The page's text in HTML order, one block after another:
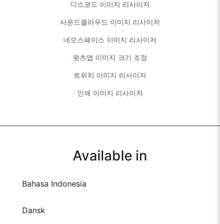
디스코드 이미지 리사이저
사운드클라우드 이미지 리사이저
네모스페이스 이미지 리사이저
왓츠앱 이미지 크기 조정
트위치 이미지 리사이저
인쇄 이미지 리사이저
Available in
Bahasa Indonesia
Dansk